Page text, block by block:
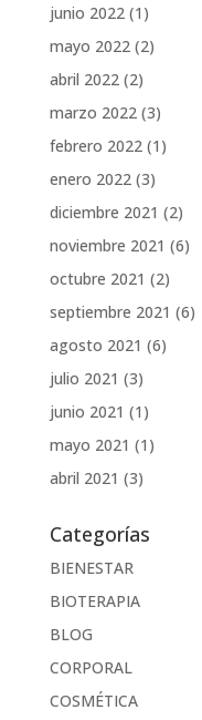
junio 2022(1)
mayo 2022(2)
abril 2022(2)
marzo 2022(3)
febrero 2022(1)
enero 2022(3)
diciembre 2021 (2)
noviembre 2021 (6)
octubre 2021 (2)
septiembre 2021 (6)
agosto 2021 (6)
julio 2021 (3)
junio 2021 (1)
mayo 2021 (1)
abril 2021 (3)
Categorías
BIENESTAR
BIOTERAPIA
BLOG
CORPORAL
COSMÉTICA